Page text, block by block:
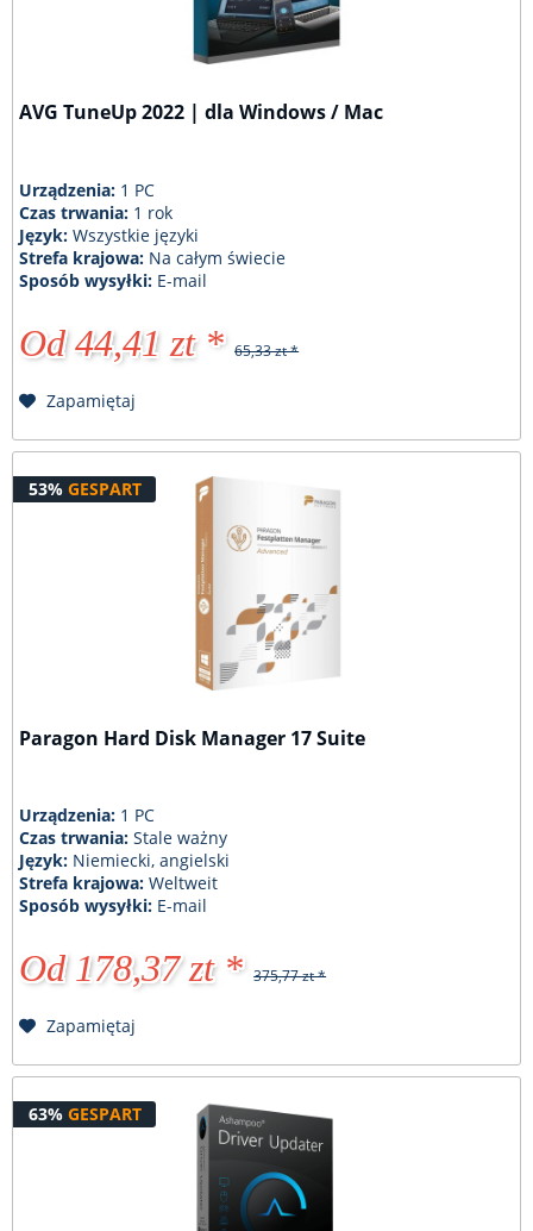
AVG TuneUp 2022 | dla Windows / Mac
Urządzenia: 1 PC
Czas trwania: 1 rok
Język:Wszystkie języki
Strefa krajowa: Na całym świecie
Sposób wysyłki: E-mail
Od 44,41 zt * 65,33 zt *
Zapamiętaj
53% GESPART
Paragon Hard Disk Manager 17 Suite
Urządzenia: 1 PC
Czas trwania:Stale ważny
Język: Niemiecki, angielski
Strefa krajowa:Weltweit
Sposób wysyłki: E-mail
Od 178,37 zt * 375,77 zt *
Zapamiętaj
63% GESPART